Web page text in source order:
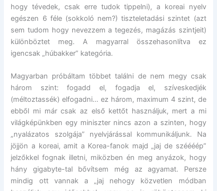
hogy tévedek, csak erre tudok tippelni), a koreai nyelv
egészen 6 féle (sokkoló nem?) tiszteletadási szintet (azt
sem tudom hogy nevezzem a tegezés, magázás szintjeit)
különböztet meg. A magyarral összehasonlítva ez
igencsak „húbakker” kategória.
Magyarban próbáltam többet találni de nem megy csak
három szint: fogadd el, fogadja el, szíveskedjék
(méltoztassék) elfogadni… ez három, maximum 4 szint, de
ebből mi már csak az első kettőt használjuk, mert a mi
világképünkben egy miniszter nincs azon a szinten, hogy
„nyalázatos szolgája” nyelvjárással kommunikáljunk. Na
jöjjön a koreai, amit a Korea-fanok majd „jaj de széééép”
jelzőkkel fognak illetni, miközben én meg anyázok, hogy
hány gigabyte-tal bővítsem még az agyamat. Persze
mindig ott vannak a „jaj nehogy közvetlen módban